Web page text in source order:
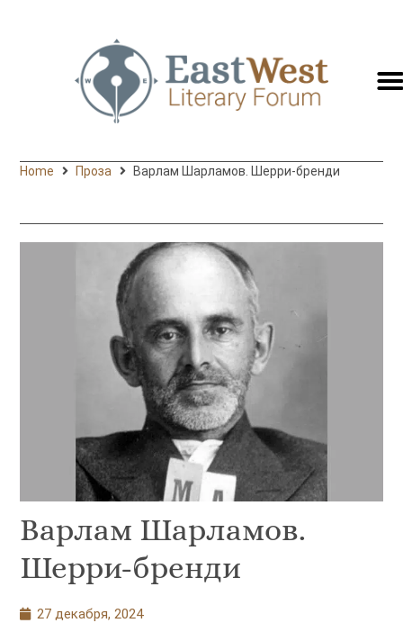
Home Проза Варлам Шарламов. Шерри-бренди
Варлам Шарламов.
Шерри-бренди
27 декабря, 2024